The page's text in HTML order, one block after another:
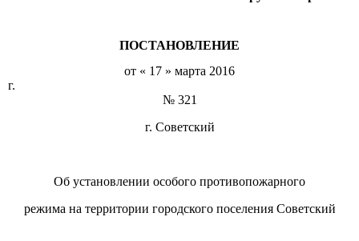
ПОСТАНОВЛЕНИЕ
от « 17 » марта 2016
г.
№ 321
г. Советский
Об установлении особого противопожарного
режима на территории городского поселения Советский